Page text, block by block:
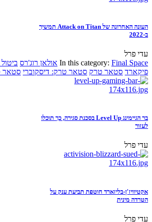
העונה האחרונה של Attack on Titan תמשיך
ב-2022
עדי פרל
In this category: Final Space אולאן רוג'רס
פיקארד סטאר טרק סטאר טרק: דיסקוברי סטאר
בר הגיימינג Level Up בסכנת סגירה, כך תוכלו
לעזור
עדי פרל
אקטיוויז'ן-בליזארד חוטפת תביעת ענק על
הטרדה מינית
עדי פרל